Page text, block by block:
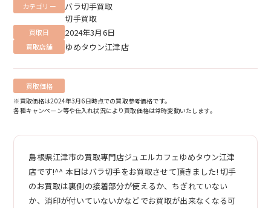
カテゴリー
バラ切手買取
切手買取
買取日 2024年3月6日
買取店舗 ゆめタウン江津店
買取価格
※買取価格は2024年3月6日時点での買取参考価格です。
各種キャンペーン等や仕入れ状況により買取価格は常時変動いたします。
島根県江津市の買取専門店ジュエルカフェゆめタウン江津
店です!^^ 本日はバラ切手をお買取させて頂きました! 切手
のお買取は裏側の接着部分が使えるか、ちぎれていない
か、消印が付いていないかなどでお買取が出来なくなる可